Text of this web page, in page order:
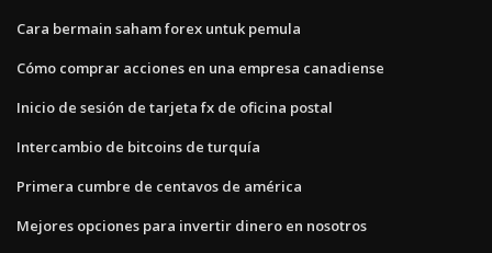
Cara bermain saham forex untuk pemula
Cómo comprar acciones en una empresa canadiense
Inicio de sesión de tarjeta fx de oficina postal
Intercambio de bitcoins de turquía
Primera cumbre de centavos de américa
Mejores opciones para invertir dinero en nosotros